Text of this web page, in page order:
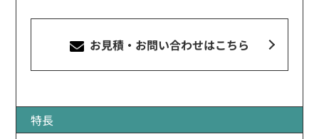
お見積・お問い合わせはこちら
特長